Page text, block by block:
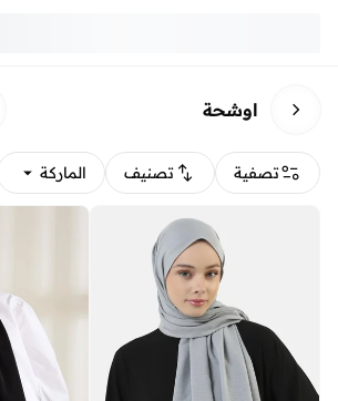
اوشحة
تصفية تصنيف الماركة